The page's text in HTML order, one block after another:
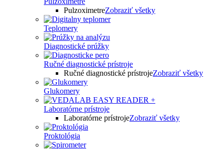
PulzoximetreZobraziť všetky
Teplomery
Diagnostické prúžky
Ručné diagnostické prístroje
Ručné diagnostické prístrojeZobraziť všetky
Glukomery
Laboratórne prístroje
Laboratórne prístrojeZobraziť všetky
Proktológia